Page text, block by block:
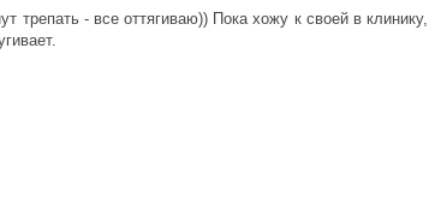
трепать - все оттягиваю)) Пока хожу к своей в клинику,